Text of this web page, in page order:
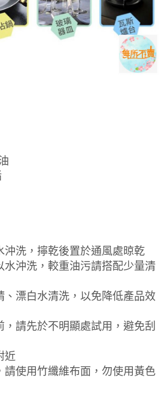
沖洗，擰乾後置於通風處晾乾
水沖洗，較重油污請搭配少量清
、漂白水清洗，以免降低產品效
請先於不明顯處試用，避免刮
近
請使用竹纖維布面，勿使用黃色